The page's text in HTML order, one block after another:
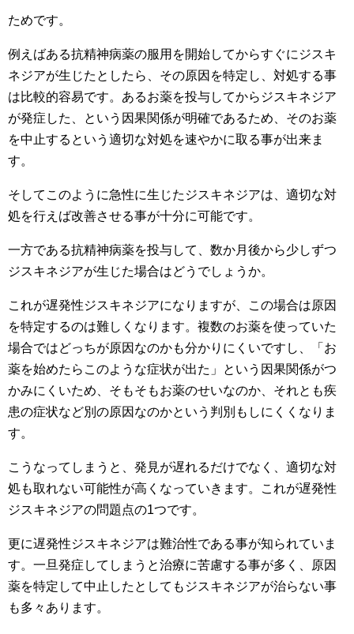
ためです。
例えばある抗精神病薬の服用を開始してからすぐにジスキ
ネジアが生じたとしたら、その原因を特定し、対処する事
は比較的容易です。あるお薬を投与してからジスキネジア
が発症した、という因果関係が明確であるため、そのお薬
を中止するという適切な対処を速やかに取る事が出来ま
す。
そしてこのように急性に生じたジスキネジアは、適切な対
処を行えば改善させる事が十分に可能です。
一方である抗精神病薬を投与して、数か月後から少しずつ
ジスキネジアが生じた場合はどうでしょうか。
これが遅発性ジスキネジアになりますが、この場合は原因
を特定するのは難しくなります。複数のお薬を使っていた
場合ではどっちが原因なのかも分かりにくいですし、「お
薬を始めたらこのような症状が出た」という因果関係がつ
かみにくいため、そもそもお薬のせいなのか、それとも疾
患の症状など別の原因なのかという判別もしにくくなりま
す。
こうなってしまうと、発見が遅れるだけでなく、適切な対
処も取れない可能性が高くなっていきます。これが遅発性
ジスキネジアの問題点の1つです。
更に遅発性ジスキネジアは難治性である事が知られていま
す。一旦発症してしまうと治療に苦慮する事が多く、原因
薬を特定して中止したとしてもジスキネジアが治らない事
も多々あります。